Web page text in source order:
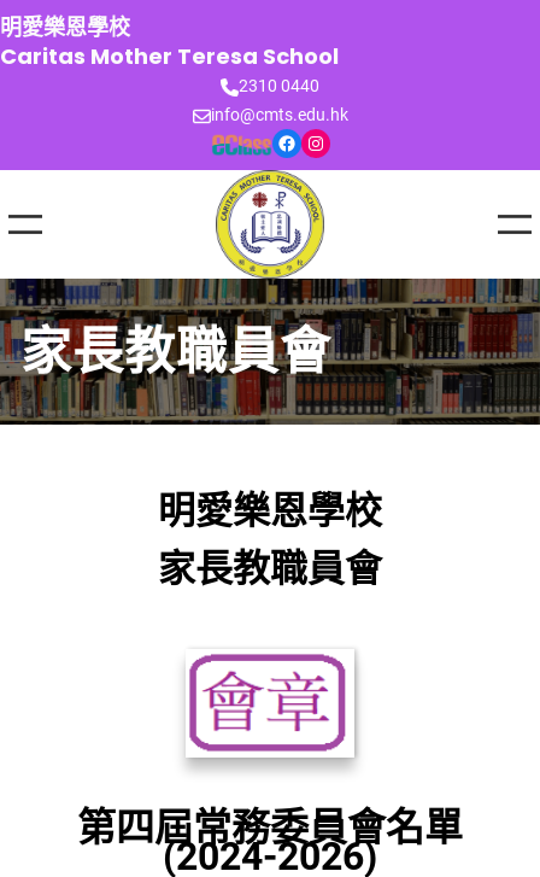
跳
至
主
明愛樂恩學校
Caritas Mother Teresa School
2310 0440
info@cmts.edu.hk
Facebook Instagram
家長教職員會
明愛樂恩學校
家長教職員會
第四屆常務委員會名單
(2024-2026)